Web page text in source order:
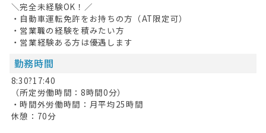
最近見た求人
お問い合わせ
掲載希望の方へ
＼完全未経験OK！／
・自動車運転免許をお持ちの方（AT限定可）
・営業職の経験を積みたい方
・営業経験ある方は優遇します
勤務時間
8:30?17:40
（所定労働時間：8時間0分）
・時間外労働時間：月平均25時間
休憩：70分